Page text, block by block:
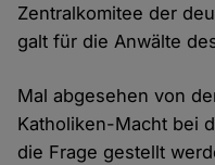
Zentralkomitee der
galt für die Anwälte
Mal abgesehen von
Katholiken-Macht bei
die Frage gestellt